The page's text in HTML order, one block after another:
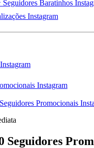
Seguidores Baratinhos
Instagram
Instagram
Promocionais
Seguidores